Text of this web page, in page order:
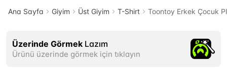
Ana Sayfa Giyim Üst Giyim T-Shirt Toontoy Erkek Çocuk
Üzerinde Görmek Lazım
Ürünü üzerinde görmek için tıklayın